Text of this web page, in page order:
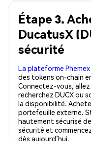
Étape 3.
DucatusX
sécurité
La plateforme
des tokens on-chain
Connectez-vous, allez
recherchez DUCX ou
la disponibilité.
portefeuille externe.
hautement sécurisé
sécurité et
dès aujourd’hui.